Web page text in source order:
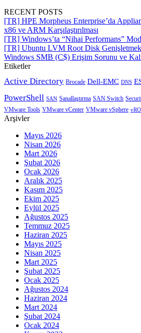
RECENT POSTS
[TR] HPE Morpheus Enterprise’da
x86 ve ARM Karşılaştırılması
[TR] Windows’ta “Nihai Performans”
[TR] Ubuntu LVM Root Disk
Windows SMB (C$) Erişim Sorunu ve
Etiketler
Active Directory Brocade Dell-EMC DNS
PowerShell SAN Sanallaştırma SAN Switch
VMware Tools VMware vCenter VMware vSphere
Arşivler
Mayıs 2026
Nisan 2026
Mart 2026
Şubat 2026
Ocak 2026
Aralık 2025
Kasım 2025
Ekim 2025
Eylül 2025
Ağustos 2025
Temmuz 2025
Haziran 2025
Mayıs 2025
Nisan 2025
Mart 2025
Şubat 2025
Ocak 2025
Ağustos 2024
Haziran 2024
Mart 2024
Şubat 2024
Ocak 2024